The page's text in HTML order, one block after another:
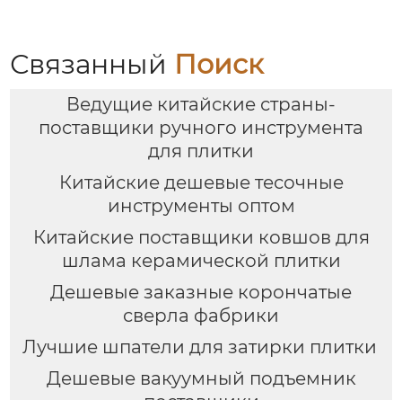
Связанный Поиск
Ведущие китайские страны-
поставщики ручного инструмента
для плитки
Китайские дешевые тесочные
инструменты оптом
Китайские поставщики ковшов для
шлама керамической плитки
Дешевые заказные корончатые
сверла фабрики
Лучшие шпатели для затирки плитки
Дешевые вакуумный подъемник